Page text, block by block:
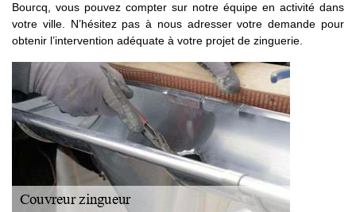
Bourcq, vous pouvez compter sur notre équipe en activité dans
votre ville. N’hésitez pas à nous adresser votre demande pour
obtenir l’intervention adéquate à votre projet de zinguerie.